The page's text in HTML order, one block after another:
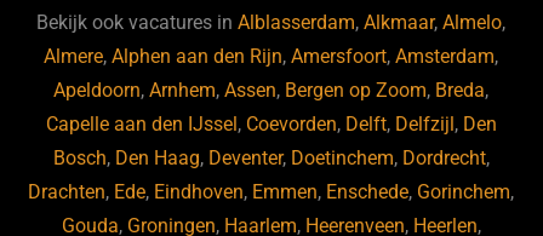
b
o
o
k
d
s
a
m
ky dI
n
Bekijk ook vacatures inAlblasserdam,Alkmaar,Almelo,
Almere,Alphen aan den Rijn,Amersfoort,Amsterdam,
Apeldoorn,Arnhem,Assen, Bergen op Zoom, Breda,
Capelle aan den IJssel, Coevorden, Delft, Delfzijl, Den
Bosch, Den Haag, Deventer, Doetinchem, Dordrecht,
Drachten, Ede, Eindhoven, Emmen, Enschede, Gorinchem,
Gouda, Groningen, Haarlem, Heerenveen, Heerlen,